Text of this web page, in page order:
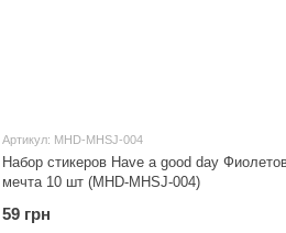
Артикул: MHD-MHSJ-004
Набор стикеров Have a good day
мечта 10 шт (MHD-MHSJ-004)
59 грн